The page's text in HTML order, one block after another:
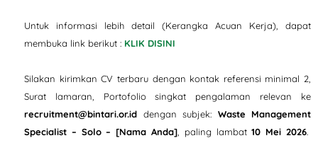
Untuk informasi lebih detail (Kerangka Acuan Kerja), dapat
membuka link berikut : KLIK DISINI
Silakan kirimkan CV terbaru dengan kontak referensi minimal 2,
Surat lamaran, Portofolio singkat pengalaman relevan ke
recruitment@bintari.or.id dengan subjek: Waste Management
Specialist – Solo – [Nama Anda], paling lambat10 Mei 2026.